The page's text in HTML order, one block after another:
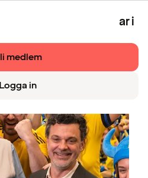
för medlemmar i
medlem
Logga in